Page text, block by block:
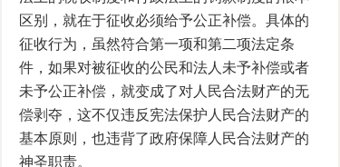
区别，就在于征收必须给予公正补偿。具体的
征收行为，虽然符合第一项和第二项法定条
件，如果对被征收的公民和法人未予补偿或者
未予公正补偿，就变成了对人民合法财产的无
偿剥夺，这不仅违反宪法保护人民合法财产的
基本原则，也违背了政府保障人民合法财产的
神圣职责。